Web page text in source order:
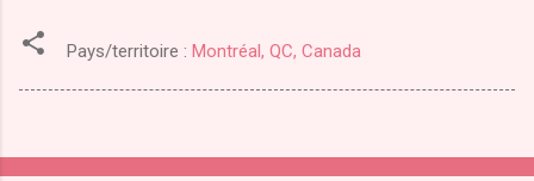
Pays/territoire : Montréal, QC, Canada